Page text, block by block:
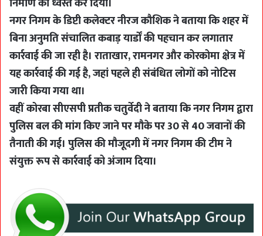
नगर निगम के डिप्टी कलेक्टर नीरज कौशिक ने बताया कि शहर में
बिना अनुमति संचालित कबाड़ यार्डों की पहचान कर लगातार
कार्रवाई की जा रही है। राताखार, रामनगर और कोरकोमा क्षेत्र में
यह कार्रवाई की गई है, जहां पहले ही संबंधित लोगों को नोटिस
जारी किया गया था।
वहीं कोरबा सीएसपी प्रतीक चतुर्वेदी ने बताया कि नगर निगम द्वारा
पुलिस बल की मांग किए जाने पर मौके पर 30 से 40 जवानों की
तैनाती की गई। पुलिस की मौजूदगी में नगर निगम की टीम ने
संयुक्त रूप से कार्रवाई को अंजाम दिया।